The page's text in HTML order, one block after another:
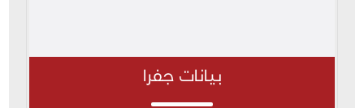
بيانات جفرا